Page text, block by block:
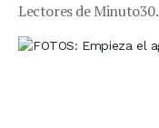
Lectores de